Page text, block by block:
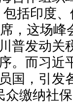
括印度
，这场峰
普发动关
。而习近
国，引发
众缴纳社